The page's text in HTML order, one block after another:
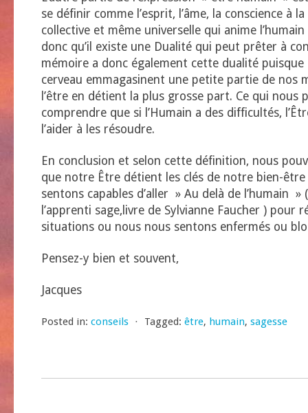
se définir comme l’esprit, l’âme, la conscience à
collective et même universelle qui anime
donc qu’il existe une Dualité qui peut prêter à
mémoire a donc également cette dualité puisque
cerveau emmagasinent une petite partie de nos
l’être en détient la plus grosse part. Ce qui nous
comprendre que si l’Humain a des difficultés,
l’aider à les résoudre.
En conclusion et selon cette définition, nous
que notre Être détient les clés de notre bien-être
sentons capables d’aller » Au delà de l’humain »
l’apprenti sage,livre de Sylvianne Faucher ) pour
situations ou nous nous sentons enfermés ou
Pensez-y bien et souvent,
Jacques
Posted in: conseils ⋅ Tagged: être, humain, sagesse